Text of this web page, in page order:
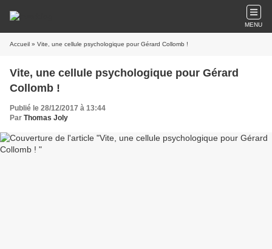
MENU
Accueil » Vite, une cellule psychologique pour Gérard Collomb !
Vite, une cellule psychologique pour Gérard
Collomb !
Publié le 28/12/2017 à 13:44
Par Thomas Joly